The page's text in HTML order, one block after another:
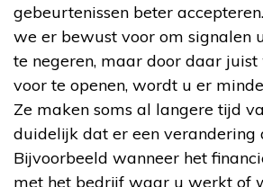
gebeurtenissen beter
we er bewust voor om signalen
te negeren, maar door daar
voor te openen, wordt u er
Ze maken soms al langere tijd
duidelijk dat er een verandering
Bijvoorbeeld wanneer het
met het bedrijf waar u werkt of